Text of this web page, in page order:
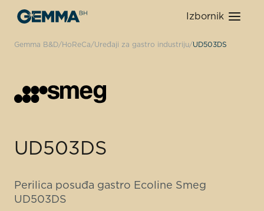
Izbornik
Gemma B&D HoReCa Uređaji za gastro industriju UD503DS
UD503DS
Perilica posuđa gastro Ecoline Smeg
UD503DS